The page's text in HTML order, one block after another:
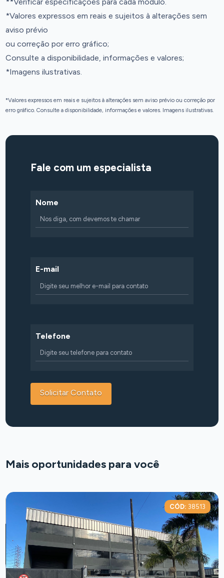
*Valores expressos em reais e sujeitos à alterações sem
aviso prévio
ou correção por erro gráfico;
Consulte a disponibilidade, informações e valores;
*Imagens ilustrativas.
*Valores expressos em reais e sujeitos à alterações sem aviso prévio ou correção por
erro gráfico. Consulte a disponibilidade, informações e valores. Imagens ilustrativas.
Fale com um especialista
Nome
E-mail
Telefone
Mais oportunidades para você
CÓD: 38513